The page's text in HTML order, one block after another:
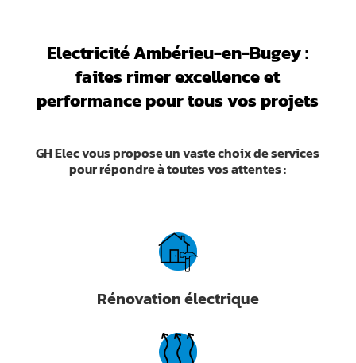
Electricité Ambérieu-en-Bugey :
faites rimer excellence et
performance pour tous vos projets
GH Elec vous propose un vaste choix de services
pour répondre à toutes vos attentes :
Rénovation électrique